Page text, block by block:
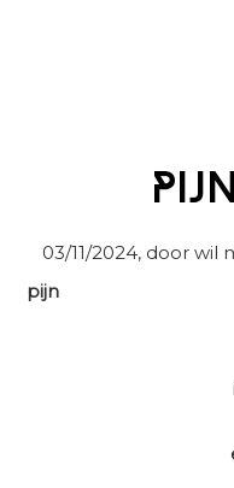
Pijn
03/11/2024, door wil
pijn